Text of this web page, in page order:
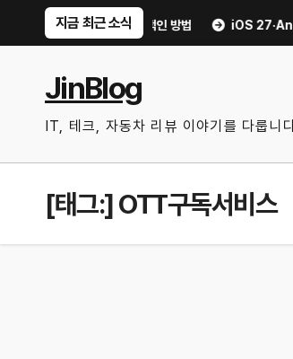
지금 최근 소식
불안 줄이는 현실적인 방법 iOS 27·Android 17
JinBlog
IT, 테크, 자동차 리뷰 이야기를 다룹니
[태그:]OTT구독서비스